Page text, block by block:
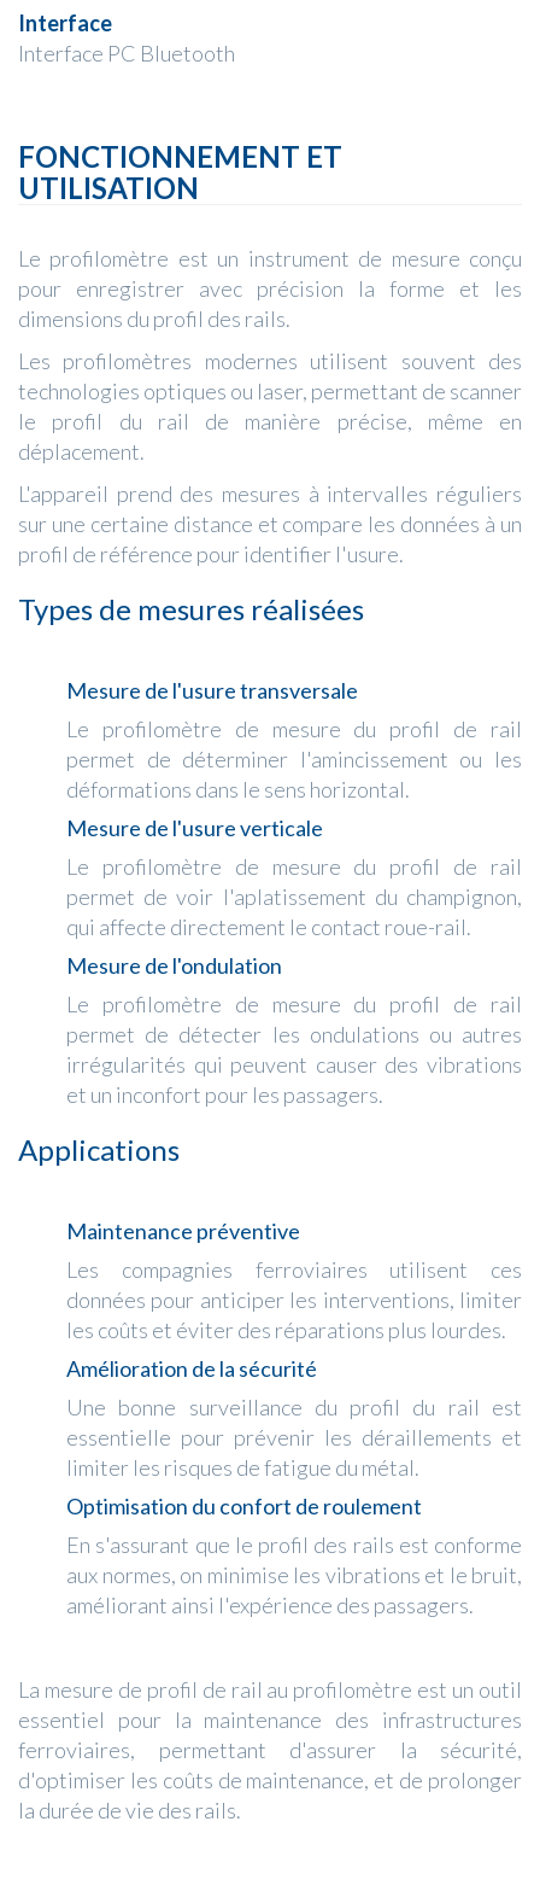
Interface
Interface PC Bluetooth
FONCTIONNEMENT ET
UTILISATION
Le profilomètre est un instrument de mesure conçu
pour enregistrer avec précision la forme et les
dimensions du profil des rails.
Les profilomètres modernes utilisent souvent des
technologies optiques ou laser, permettant de scanner
le profil du rail de manière précise, même en
déplacement.
L'appareil prend des mesures à intervalles réguliers
sur une certaine distance et compare les données à un
profil de référence pour identifier l'usure.
Types de mesures réalisées
Mesure de l'usure transversale
Le profilomètre de mesure du profil de rail
permet de déterminer l'amincissement ou les
déformations dans le sens horizontal.
Mesure de l'usure verticale
Le profilomètre de mesure du profil de rail
permet de voir l'aplatissement du champignon,
qui affecte directement le contact roue-rail.
Mesure de l'ondulation
Le profilomètre de mesure du profil de rail
permet de détecter les ondulations ou autres
irrégularités qui peuvent causer des vibrations
et un inconfort pour les passagers.
Applications
Maintenance préventive
Les compagnies ferroviaires utilisent ces
données pour anticiper les interventions, limiter
les coûts et éviter des réparations plus lourdes.
Amélioration de la sécurité
Une bonne surveillance du profil du rail est
essentielle pour prévenir les déraillements et
limiter les risques de fatigue du métal.
Optimisation du confort de roulement
En s'assurant que le profil des rails est conforme
aux normes, on minimise les vibrations et le bruit,
améliorant ainsi l'expérience des passagers.
La mesure de profil de rail au profilomètre est un outil
essentiel pour la maintenance des infrastructures
ferroviaires, permettant d'assurer la sécurité,
d'optimiser les coûts de maintenance, et de prolonger
la durée de vie des rails.